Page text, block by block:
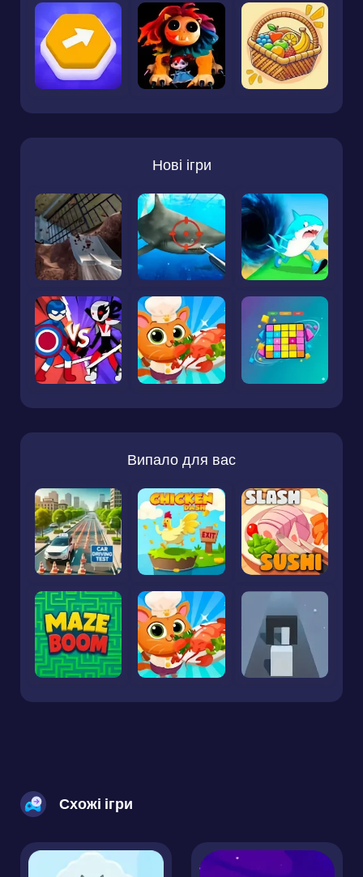
Нові ігри
Випало для вас
Схожі ігри